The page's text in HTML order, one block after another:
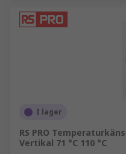
I lager
RS PRO
Vertikal 71 °C 110 °C